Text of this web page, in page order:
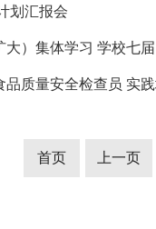
划汇报会
首页 上一页